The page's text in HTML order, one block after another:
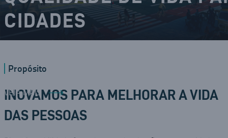
CIDADES
VEJA MAIS
Propósito
INOVAMOS PARA MELHORAR A VIDA
DAS PESSOAS